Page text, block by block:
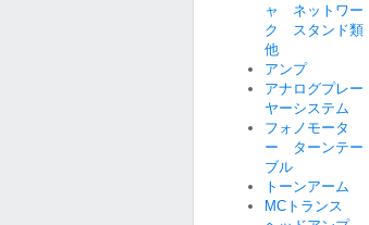
ャ ネットワー
ク スタンド類
他
アンプ
アナログプレー
ヤーシステム
フォノモータ
ー ターンテー
ブル
トーンアーム
MCトランス